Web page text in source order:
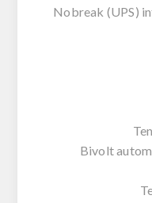
Nobreak (UPS)
Bivolt